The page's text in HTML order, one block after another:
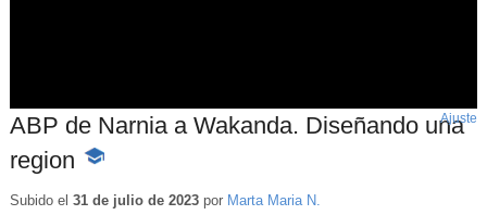
ABP de Narnia a Wakanda. Diseñando una
region
-
educativo
Ajuste
Subido el 31 de julio de 2023por Marta Maria N.